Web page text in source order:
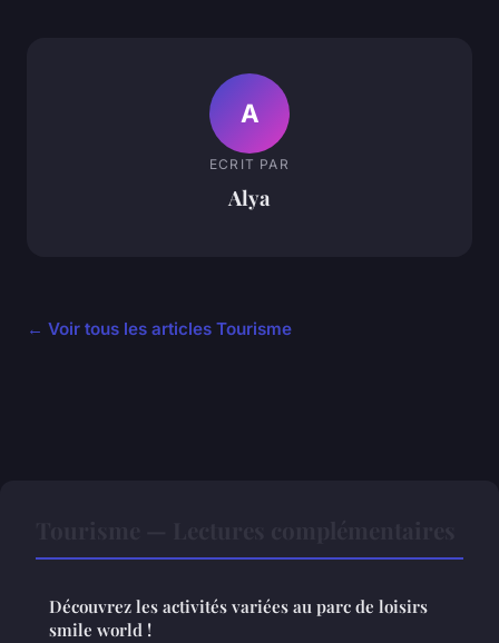
A
ECRIT PAR
Alya
← Voir tous les articles Tourisme
Découvrez les activités variées au parc de loisirs
smile world !